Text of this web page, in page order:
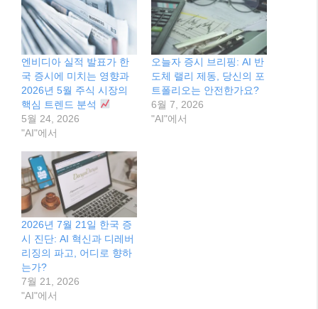
엔비디아 실적 발표가 한
국 증시에 미치는 영향과
2026년 5월 주식 시장의
핵심 트렌드 분석
5월 24, 2026
"AI"에서
오늘자 증시 브리핑: AI 반
도체 랠리 제동, 당신의 포
트폴리오는 안전한가요?
6월 7, 2026
"AI"에서
2026년 7월 21일 한국 증
시 진단: AI 혁신과 디레버
리징의 파고, 어디로 향하
는가?
7월 21, 2026
"AI"에서